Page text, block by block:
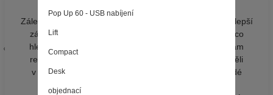
Pop Up 60 - USB nabíjení
Lift
Compact
Desk
objednací
Záleží nám na tom, aby pro vás nakupování bylo co nejlepší
zážitkem. Abyste na našich stránkách rychle našli to, co
hledáte, ušetřili spoustu klikání a nezobrazovaly se vám
reklamy na věci, které vás nezajímají. Abyste web viděli
v zobrazení na které jste zvyklí a nemuseli se pokaždé